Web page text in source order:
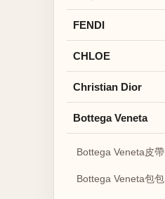
FENDI
CHLOE
Christian Dior
Bottega Veneta
Bottega Veneta皮帶
Bottega Veneta包包